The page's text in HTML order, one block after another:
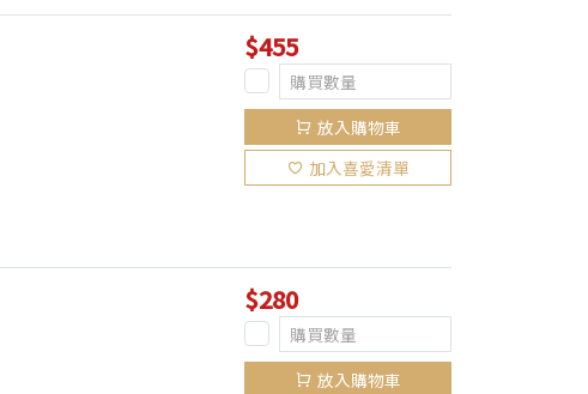
$455
放入購物車
加入喜愛清單
$280
放入購物車